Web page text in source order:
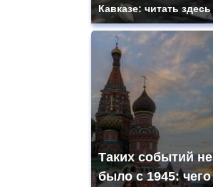
Кавказе: читать здесь
Таких событий не
было с 1945: чего